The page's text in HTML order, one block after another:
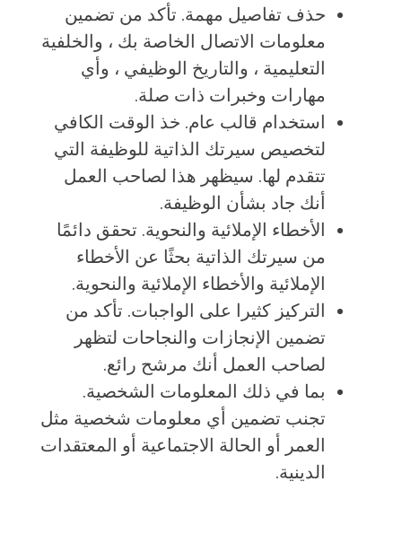
حذف تفاصيل مهمة. تأكد من تضمين
معلومات الاتصال الخاصة بك ، والخلفية
التعليمية ، والتاريخ الوظيفي ، وأي
مهارات وخبرات ذات صلة.
استخدام قالب عام. خذ الوقت الكافي
لتخصيص سيرتك الذاتية للوظيفة التي
تتقدم لها. سيظهر هذا لصاحب العمل
أنك جاد بشأن الوظيفة.
الأخطاء الإملائية والنحوية. تحقق دائمًا
من سيرتك الذاتية بحثًا عن الأخطاء
الإملائية والأخطاء الإملائية والنحوية.
التركيز كثيرا على الواجبات. تأكد من
تضمين الإنجازات والنجاحات لتظهر
لصاحب العمل أنك مرشح رائع.
بما في ذلك المعلومات الشخصية.
تجنب تضمين أي معلومات شخصية مثل
العمر أو الحالة الاجتماعية أو المعتقدات
الدينية.